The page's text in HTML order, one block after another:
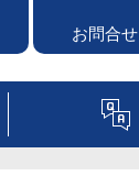
お問合せ